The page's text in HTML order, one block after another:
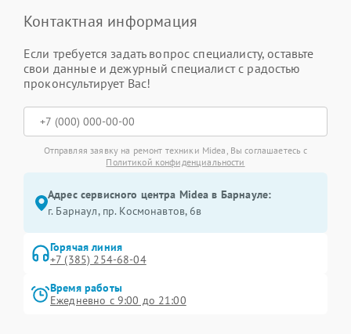
Контактная информация
Если требуется задать вопрос специалисту, оставьте
свои данные и дежурный специалист с радостью
проконсультирует Вас!
Отправляя заявку на ремонт техники Midea, Вы соглашаетесь с
Политикой конфиденциальности
Адрес сервисного центра Midea в Барнауле:
г. Барнаул, ​пр. Космонавтов, 6в
Горячая линия
+7 (385) 254-68-04
Время работы
Ежедневно с 9:00 до 21:00